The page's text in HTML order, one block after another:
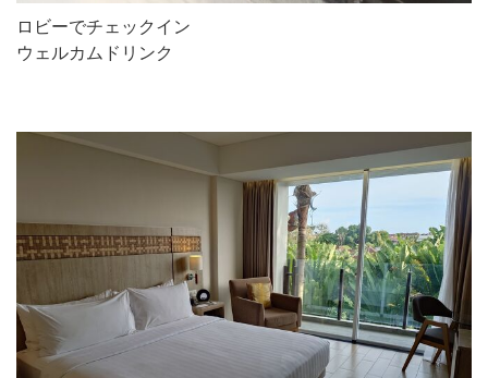
ロビーでチェックイン
ウェルカムドリンク